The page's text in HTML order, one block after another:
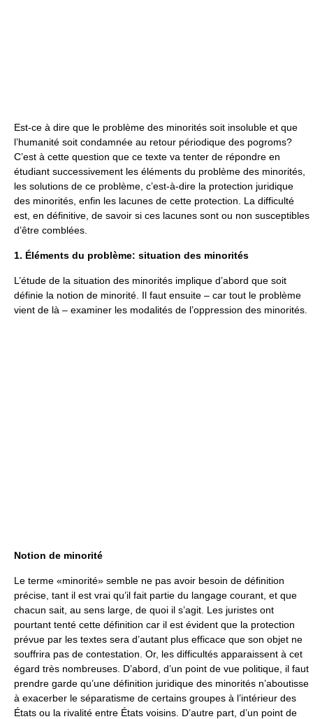
Est-ce à dire que le problème des minorités soit insoluble et que
l’humanité soit condamnée au retour périodique des pogroms?
C’est à cette question que ce texte va tenter de répondre en
étudiant successivement les éléments du problème des minorités,
les solutions de ce problème, c’est-à-dire la protection juridique
des minorités, enfin les lacunes de cette protection. La difficulté
est, en définitive, de savoir si ces lacunes sont ou non susceptibles
d’être comblées.
1. Éléments du problème: situation des minorités
L’étude de la situation des minorités implique d’abord que soit
définie la notion de minorité. Il faut ensuite – car tout le problème
vient de là – examiner les modalités de l’oppression des minorités.
Notion de minorité
Le terme «minorité» semble ne pas avoir besoin de définition
précise, tant il est vrai qu’il fait partie du langage courant, et que
chacun sait, au sens large, de quoi il s’agit. Les juristes ont
pourtant tenté cette définition car il est évident que la protection
prévue par les textes sera d’autant plus efficace que son objet ne
souffrira pas de contestation. Or, les difficultés apparaissent à cet
égard très nombreuses. D’abord, d’un point de vue politique, il faut
prendre garde qu’une définition juridique des minorités n’aboutisse
à exacerber le séparatisme de certains groupes à l’intérieur des
États ou la rivalité entre États voisins. D’autre part, d’un point de